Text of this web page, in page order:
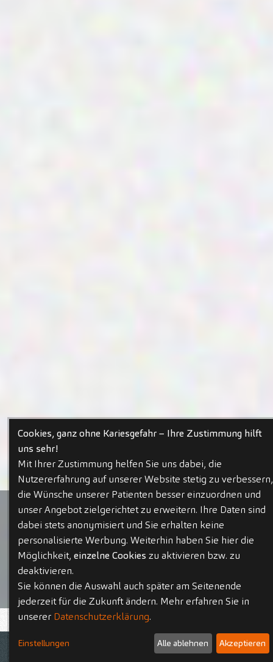
Aktuelle Stellenangebote
Cookies, ganz ohne Kariesgefahr – Ihre Zustimmung hilft
uns sehr!
Mit Ihrer Zustimmung helfen Sie uns dabei, die
Nutzererfahrung auf unserer Website stetig zu verbessern,
die Wünsche unserer Patienten besser einzuordnen und
unser Angebot zielgerichtet zu erweitern. Ihre Daten sind
dabei stets anonymisiert und Sie erhalten keine
personalisierte Werbung. Weiterhin haben Sie hier die
Möglichkeit, einzelne Cookies zu aktivieren bzw. zu
deaktivieren.
Sie können die Auswahl auch später am Seitenende
jederzeit für die Zukunft ändern. Mehr erfahren Sie in
unserer Datenschutzerklärung.
Einstellungen Alle ablehnen Akzeptieren